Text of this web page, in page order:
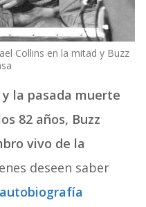
Collins en la mitad y Buzz
la pasada muerte
82 años, Buzz
vivo de la
deseen saber